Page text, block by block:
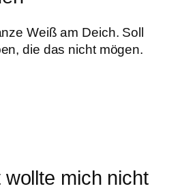
Weiß am Deich. Soll
die das nicht mögen.
wollte mich nicht